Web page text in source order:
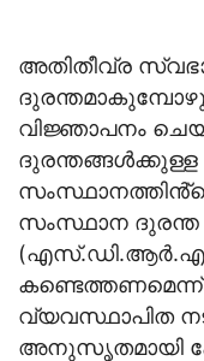
അതിതീവ്ര
വിജ്ഞാപനം
സംസ്ഥാന ദുരന്ത
കണ്ടെത്തണമെന്ന്
വ്യവസ്ഥാപിത
അനുസൃതമായി